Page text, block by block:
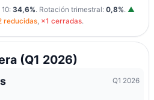
34,6%. Rotación trimestral: 0,8%. ▲
reducidas, ×1 cerradas.
(Q1 2026)
Q1 2026